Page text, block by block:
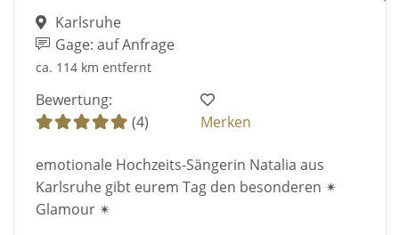
Karlsruhe
Gage: auf Anfrage
ca. 114 km entfernt
Bewertung:
(4)
Merken
emotionale Hochzeits-Sängerin Natalia aus
Karlsruhe gibt eurem Tag den besonderen ✴
Glamour ✴